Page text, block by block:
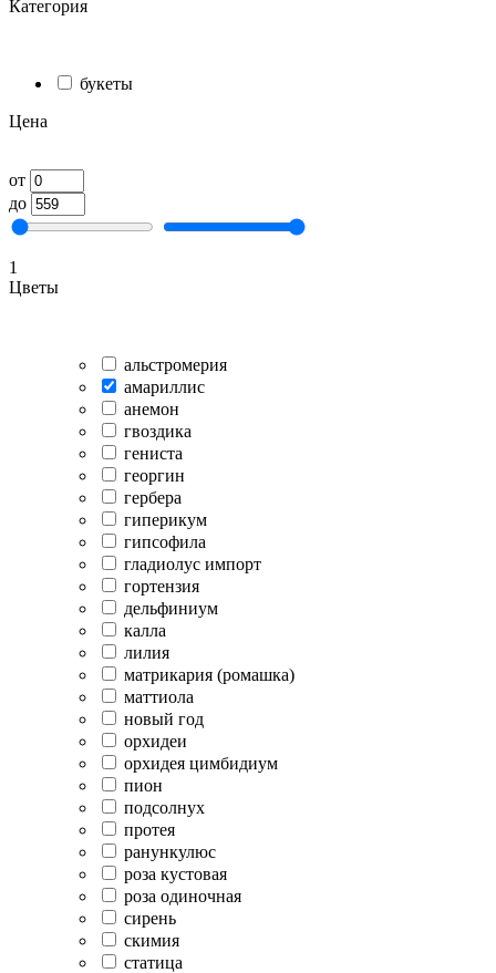
Категория
букеты
Цена
от
до
1
Цветы
альстромерия
амариллис
анемон
гвоздика
гениста
георгин
гербера
гиперикум
гипсофила
гладиолус импорт
гортензия
дельфиниум
калла
лилия
матрикария (ромашка)
маттиола
новый год
орхидеи
орхидея цимбидиум
пион
подсолнух
протея
ранункулюс
роза кустовая
роза одиночная
сирень
скимия
статица